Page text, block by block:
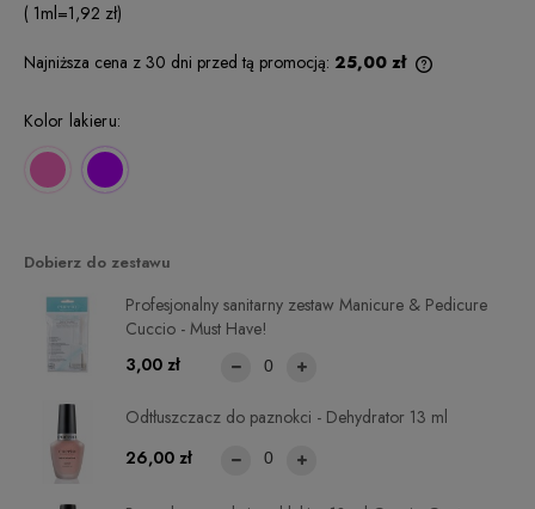
( 1ml=1,92 zł)
Najniższa cena z 30 dni przed tą promocją: 25,00 zł
Kolor lakieru:
Dobierz do zestawu
Odtłuszczacz do paznokci - Dehydrator 13 ml
26,00 zł
Profesjonalny sanitarny zestaw Manicure & Pedicure
Cuccio - Must Have!
3,00 zł